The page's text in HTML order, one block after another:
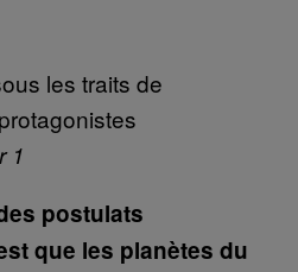
les traits de
1
postulats
que les planètes du